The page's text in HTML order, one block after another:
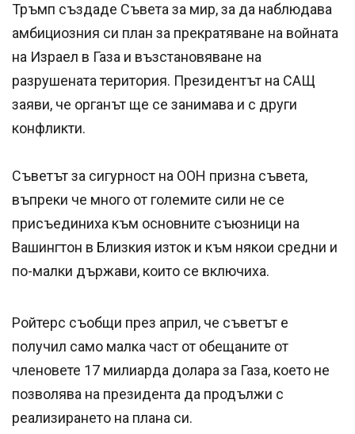
Тръмп създаде Съвета за мир, за да наблюдава
амбициозния си план за прекратяване на войната
на Израел в Газа и възстановяване на
разрушената територия. Президентът на САЩ
заяви, че органът ще се занимава и с други
конфликти.
Съветът за сигурност на ООН призна съвета,
въпреки че много от големите сили не се
присъединиха към основните съюзници на
Вашингтон в Близкия изток и към някои средни и
по-малки държави, които се включиха.
Ройтерс съобщи през април, че съветът е
получил само малка част от обещаните от
членовете 17 милиарда долара за Газа, което не
позволява на президента да продължи с
реализирането на плана си.